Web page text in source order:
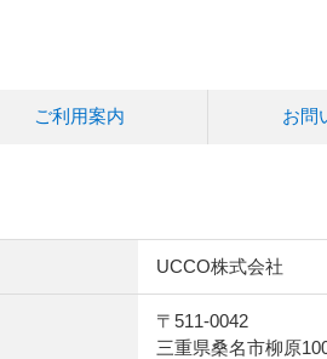
ご利用案内 お問
UCCO株式会社
〒511-0042
三重県桑名市柳原